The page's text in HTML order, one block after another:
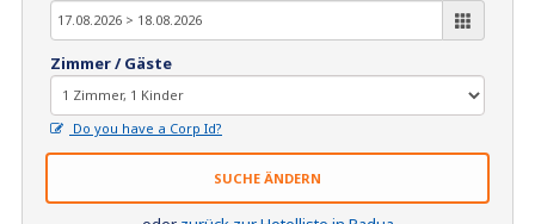
Zimmer / Gäste
Do you have a Corp Id?
SUCHE ÄNDERN